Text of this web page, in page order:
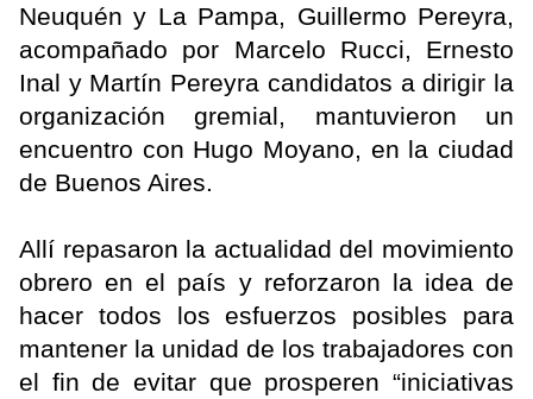
Neuquén y La Pampa, Guillermo Pereyra,
acompañado por Marcelo Rucci, Ernesto
Inal y Martín Pereyra candidatos a dirigir la
organización gremial, mantuvieron un
encuentro con Hugo Moyano, en la ciudad
de Buenos Aires.
Allí repasaron la actualidad del movimiento
obrero en el país y reforzaron la idea de
hacer todos los esfuerzos posibles para
mantener la unidad de los trabajadores con
el fin de evitar que prosperen “iniciativas